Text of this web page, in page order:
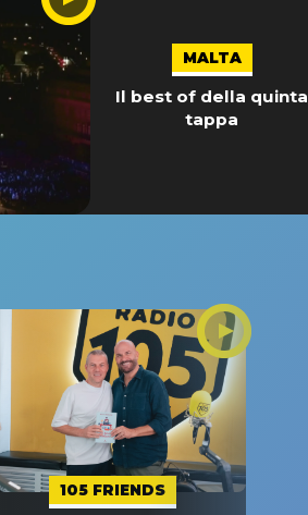
MALTA
Il best of della quinta
tappa
105 FRIENDS